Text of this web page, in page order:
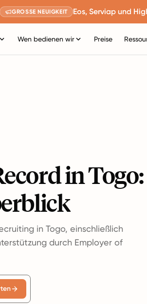
GROSSE NEUIGKEIT Eos, Serviap und
Wen bedienen wir Preise
in Togo:
in Togo, einschließlich
durch Employer of